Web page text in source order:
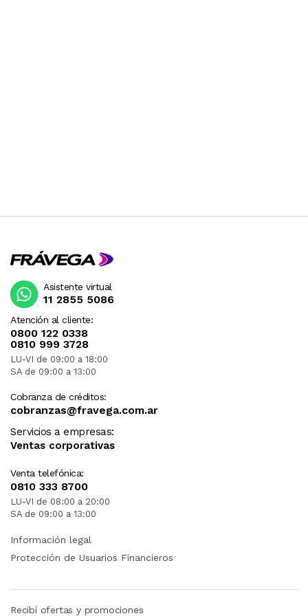
Atención al cliente:
0800 122 0338
0810 999 3728
LU-VI de 09:00 a 18:00
SA de 09:00 a 13:00
Cobranza de créditos:
cobranzas@fravega.com.ar
Servicios a empresas:
Ventas corporativas
Venta telefónica:
0810 333 8700
LU-VI de 08:00 a 20:00
SA de 09:00 a 13:00
Asistente virtual
11 2855 5086
Información legal
Protección de Usuarios Financieros
Recibí ofertas y promociones